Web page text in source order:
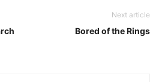
Next article
Bored of the Rings